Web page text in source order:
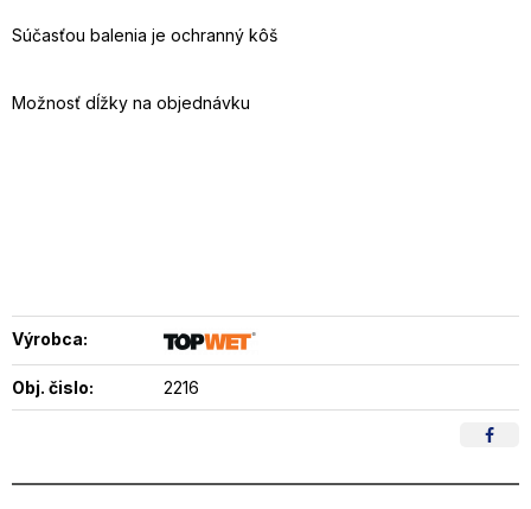
Súčasťou balenia je ochranný kôš
Možnosť dĺžky na objednávku
Výrobca:
Obj. čislo: 2216